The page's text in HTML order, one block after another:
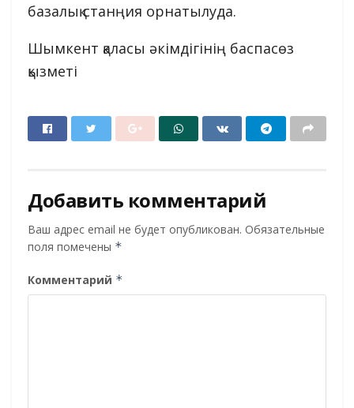
базалық станңия орнатылуда.
Шымкент қаласы әкімдігінің баспасөз
қызметі
Добавить комментарий
Ваш адрес email не будет опубликован. Обязательные
поля помечены *
Комментарий *